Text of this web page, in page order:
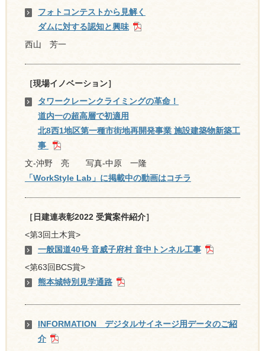
フォトコンテストから見解く
ダムに対する認知と興味
西山 芳一
［現場イノベーション］
タワークレーンクライミングの革命！
道内一の超高層で初適用
北8西1地区第一種市街地再開発事業 施設建築物新築工
事
文-沖野 亮 写真-中原 一隆
「WorkStyle Lab」に掲載中の動画はコチラ
［日建連表彰2022 受賞案件紹介］
<第3回土木賞>
一般国道40号 音威子府村 音中トンネル工事
<第63回BCS賞>
熊本城特別見学通路
INFORMATION デジタルサイネージ用データのご紹
介